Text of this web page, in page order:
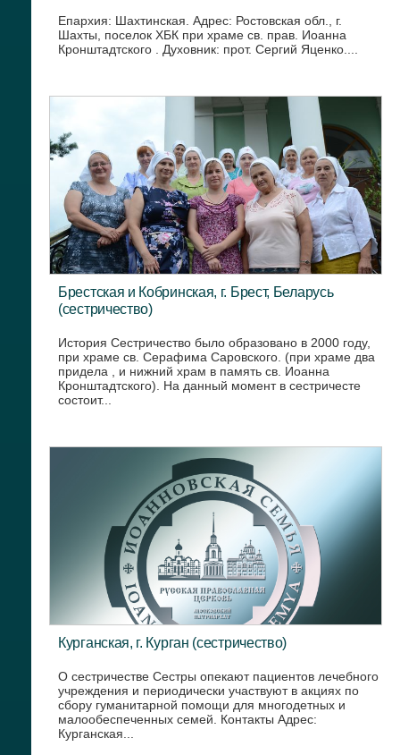
Епархия: Шахтинская. Адрес: Ростовская обл., г.
Шахты, поселок ХБК при храме св. прав. Иоанна
Кронштадтского . Духовник: прот. Сергий Яценко....
Брестская и Кобринская, г. Брест, Беларусь
(сестричество)
История Сестричество было образовано в 2000 году,
при храме св. Серафима Саровского. (при храме два
придела , и нижний храм в память св. Иоанна
Кронштадтского). На данный момент в сестричесте
состоит...
Курганская, г. Курган (сестричество)
О сестричестве Сестры опекают пациентов лечебного
учреждения и периодически участвуют в акциях по
сбору гуманитарной помощи для многодетных и
малообеспеченных семей. Контакты Адрес:
Курганская...